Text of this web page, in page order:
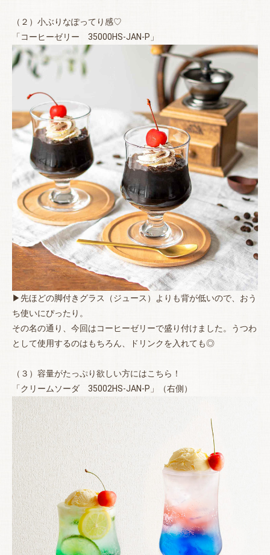
（２）小ぶりなぽってり感♡
「コーヒーゼリー 35000HS-JAN-P」
▶先ほどの脚付きグラス（ジュース）よりも背が低いので、おう
ち使いにぴったり。
その名の通り、今回はコーヒーゼリーで盛り付けました。うつわ
として使用するのはもちろん、ドリンクを入れても◎
（３）容量がたっぷり欲しい方にはこちら！
「クリームソーダ 35002HS-JAN-P」（右側）